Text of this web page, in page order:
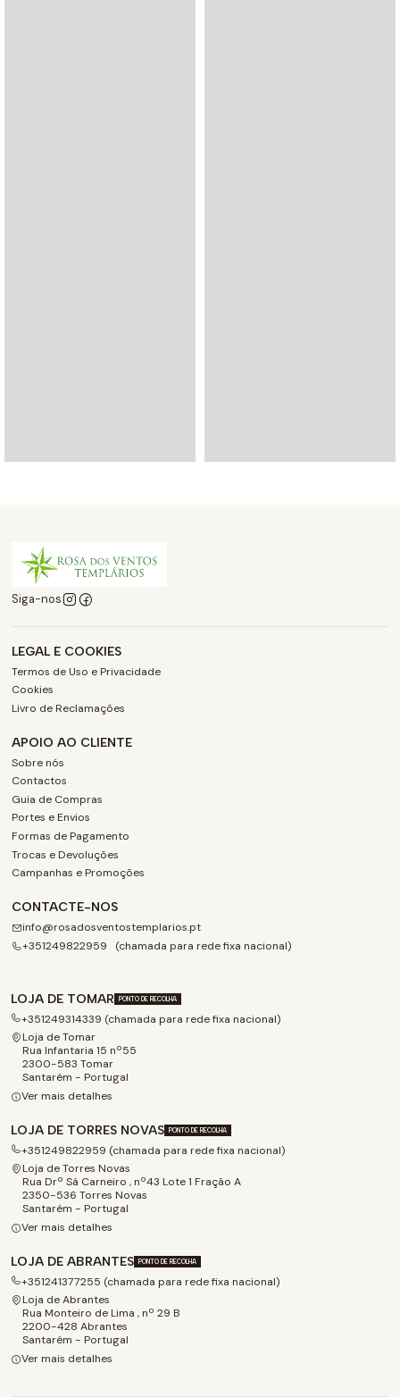
Siga-nos
LEGAL E COOKIES
Termos de Uso e Privacidade
Cookies
Livro de Reclamações
APOIO AO CLIENTE
Sobre nós
Contactos
Guia de Compras
Portes e Envios
Formas de Pagamento
Trocas e Devoluções
Campanhas e Promoções
CONTACTE-NOS
info@rosadosventostemplarios.pt
+351249822959 (chamada para rede fixa nacional)
LOJA DE TOMAR PONTO DE RECOLHA
+351249314339 (chamada para rede fixa nacional)
Loja de Tomar
Rua Infantaria 15 nº55
2300-583 Tomar
Santarém - Portugal
Ver mais detalhes
LOJA DE TORRES NOVAS PONTO DE RECOLHA
+351249822959 (chamada para rede fixa nacional)
Loja de Torres Novas
Rua Drº Sá Carneiro , nº43 Lote 1 Fração A
2350-536 Torres Novas
Santarém - Portugal
Ver mais detalhes
LOJA DE ABRANTES PONTO DE RECOLHA
+351241377255 (chamada para rede fixa nacional)
Loja de Abrantes
Rua Monteiro de Lima , nº 29 B
2200-428 Abrantes
Santarém - Portugal
Ver mais detalhes